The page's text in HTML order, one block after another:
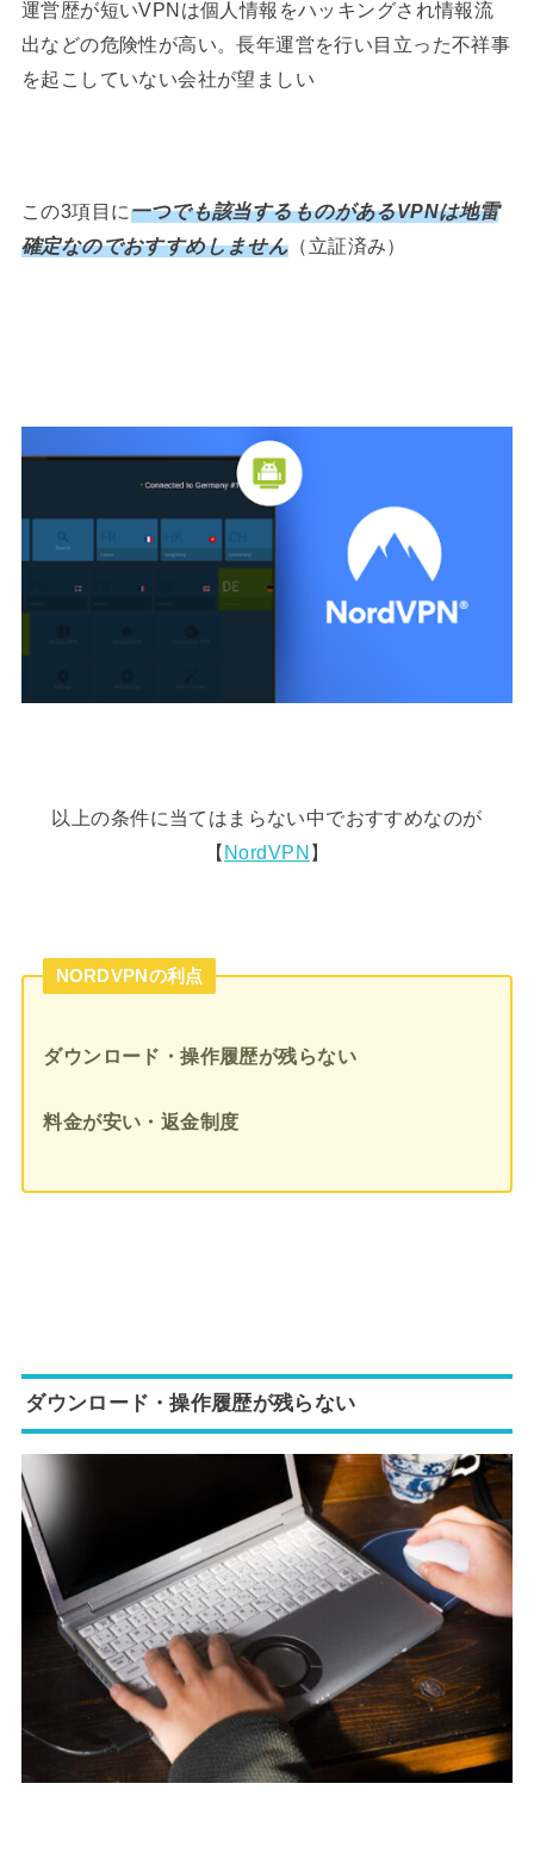
運営歴が短いVPNは個人情報をハッキングされ情報流
出などの危険性が高い。長年運営を行い目立った不祥事
を起こしていない会社が望ましい
この3項目に一つでも該当するものがあるVPNは地雷
確定なのでおすすめしません （立証済み）
以上の条件に当てはまらない中でおすすめなのが
【NordVPN】
NORDVPNの利点
ダウンロード・操作履歴が残らない
料金が安い・返金制度
ダウンロード・操作履歴が残らない